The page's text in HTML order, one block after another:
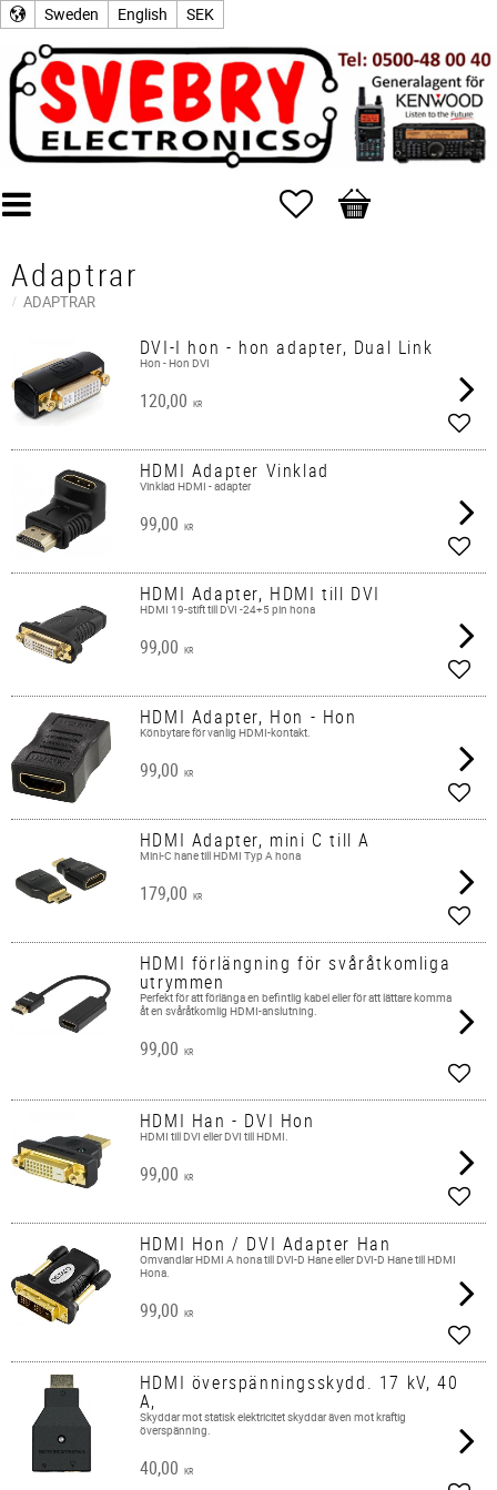
Sweden English SEK
Favorites
Basket
Adaptrar
ADAPTRAR
DVI-I hon - hon adapter, Dual Link
Hon - Hon DVI
120,00 KR
Add
HDMI Adapter Vinklad
Vinklad HDMI - adapter
99,00 KR
Add
HDMI Adapter, HDMI till DVI
HDMI 19-stift till DVI -24+5 pin hona
99,00 KR
Add
HDMI Adapter, Hon - Hon
Könbytare för vanlig HDMI-kontakt.
99,00 KR
Add
HDMI Adapter, mini C till A
Mini-C hane till HDMI Typ A hona
179,00 KR
Add
HDMI förlängning för svåråtkomliga
utrymmen
​Perfekt för att förlänga en befintlig kabel eller för att lättare komma
åt en svåråtkomlig HDMI-anslutning.
99,00 KR
Add
HDMI Han - DVI Hon
HDMI till DVI eller DVI till HDMI.
99,00 KR
Add
HDMI Hon / DVI Adapter Han
Omvandlar HDMI A hona till DVI-D Hane eller DVI-D Hane till HDMI
Hona.
99,00 KR
Add
HDMI överspänningsskydd. 17 kV, 40
A,
Skyddar mot statisk elektricitet skyddar även mot kraftig
överspänning.
40,00 KR